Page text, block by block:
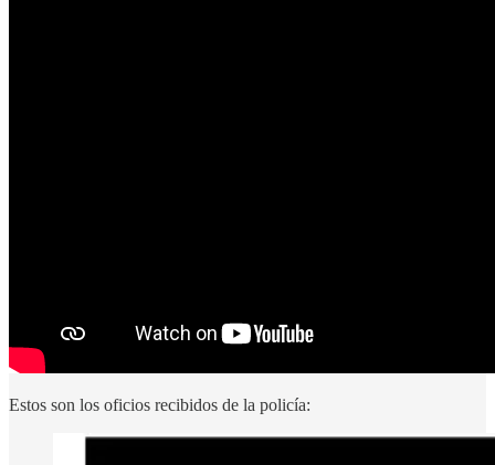
Estos son los oficios recibidos de la policía: